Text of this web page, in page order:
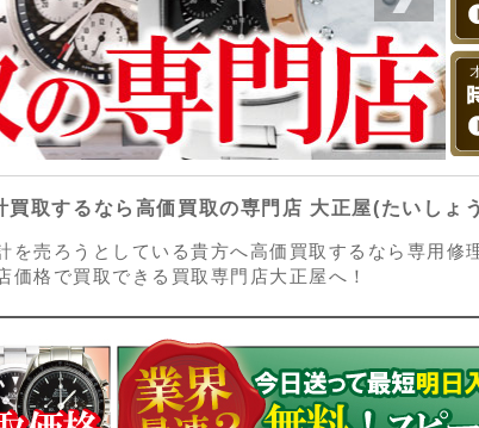
買取するなら高価買取の専門店 大正屋(たいしょ
を売ろうとしている貴方へ高価買取するなら専用修
価格で買取できる買取専門店大正屋へ！